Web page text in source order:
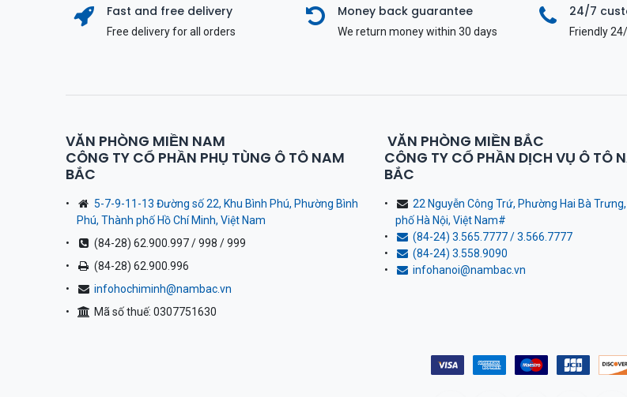
Fast and free delivery
Free delivery for all orders
Money back guarantee
We return money within 30 days
24/7
Friendly
VĂN PHÒNG MIỀN NAM
CÔNG TY CỔ PHẦN PHỤ TÙNG Ô TÔ NAM
BẮC
5-7-9-11-13 Đường số 22, Khu Bình Phú, Phường Bình
Phú, Thành phố Hồ Chí Minh, Việt Nam
(84-28) 62.900.997 / 998 / 999
(84-28) 62.900.996
infohochiminh@nambac.vn
Mã số thuế: 0307751630
VĂN PHÒNG MIỀN BẮC
CÔNG TY CỔ PHẦN DỊCH VỤ Ô TÔ
BẮC
22 Nguyễn Công Trứ, Phường Hai Bà
phố Hà Nội, Việt Nam#
(84-24) 3.565.7777 / 3.566.7777
(84-24) 3.558.9090
infohanoi@nambac.vn